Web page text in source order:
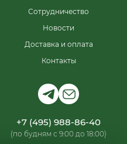
Сотрудничество
Новости
Доставка и оплата
Контакты
+7 (495) 988-86-40
(по будням с 9:00 до 18:00)